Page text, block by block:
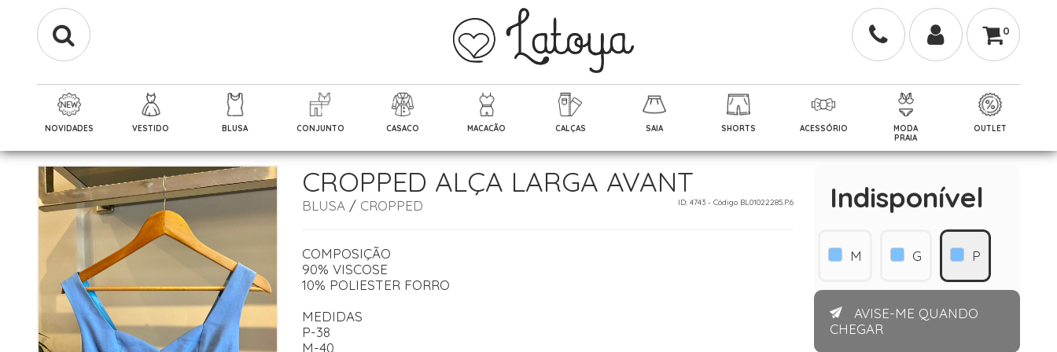
0
NOVIDADES VESTIDO BLUSA CONJUNTO CASACO MACACÃO CALÇAS SAIA SHORTS ACESSÓRIO
MODA
PRAIA
OUTLET
CROPPED ALÇA LARGA AVANT
BLUSA / CROPPED ID: 4743 - Código BL01022285.P.6
COMPOSIÇÃO
90% VISCOSE
10% POLIESTER FORRO
MEDIDAS
P-38
M-40
Indisponível
M G P
AVISE-ME QUANDO
CHEGAR